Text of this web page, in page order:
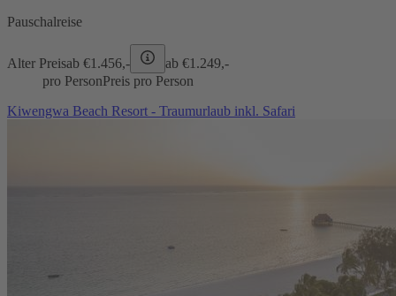
Pauschalreise
Alter Preisab €1.456,- ab €1.249,-
pro PersonPreis pro Person
Kiwengwa Beach Resort - Traumurlaub inkl. Safari